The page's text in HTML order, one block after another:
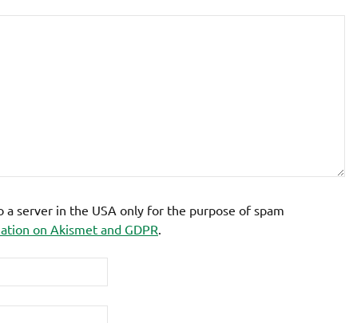
a server in the USA only for the purpose of spam
on Akismet and GDPR.